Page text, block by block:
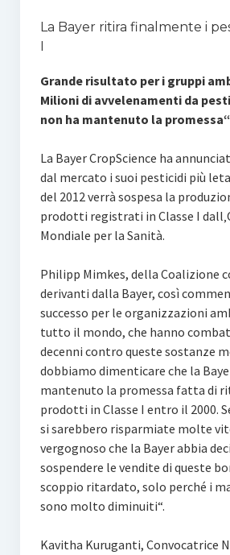
La Bayer ritira finalmente i
I
Grande risultato per i gruppi
Milioni di avvelenamenti da
non ha mantenuto la promessa“
La Bayer CropScience ha
dal mercato i suoi pesticidi più
del 2012 verrà sospesa la
prodotti registrati in Classe I
Mondiale per la Sanità.
Philipp Mimkes, della Coalizione
derivanti dalla Bayer, così
successo per le organizzazioni
tutto il mondo, che hanno
decenni contro queste sostanze
dobbiamo dimenticare che la
mantenuto la promessa fatta di
prodotti in Classe I entro il 2000.
si sarebbero risparmiate molte
vergognoso che la Bayer abbia
sospendere le vendite di queste
scoppio ritardato, solo perché i
sono molto diminuiti“.
Kavitha Kuruganti, Convocatrice